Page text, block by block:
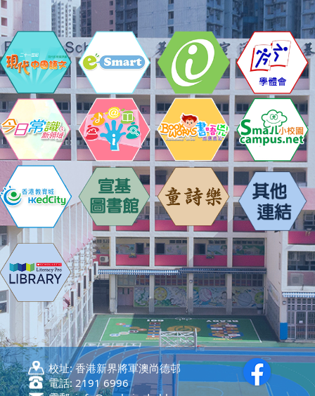
校址:香港新界將軍澳尚德邨
電話: 2191 6996